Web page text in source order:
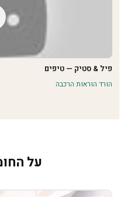
פיל & סטיק — טיפים
הורד הוראות הרכבה
על